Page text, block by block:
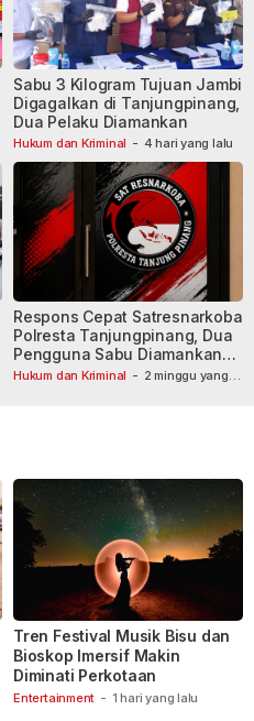
Hukum dan Kriminal - 4 hari yang lalu
Sabu 3 Kilogram Tujuan Jambi
Digagalkan di Tanjungpinang,
Dua Pelaku Diamankan
Hukum dan Kriminal - 2 minggu yang
Respons Cepat Satresnarkoba
Polresta Tanjungpinang, Dua
Pengguna Sabu Diamankan
Usai Dilaporkan ke Call Center
Entertainment - 1 hari yang lalu
Tren Festival Musik Bisu dan
Bioskop Imersif Makin
Diminati Perkotaan